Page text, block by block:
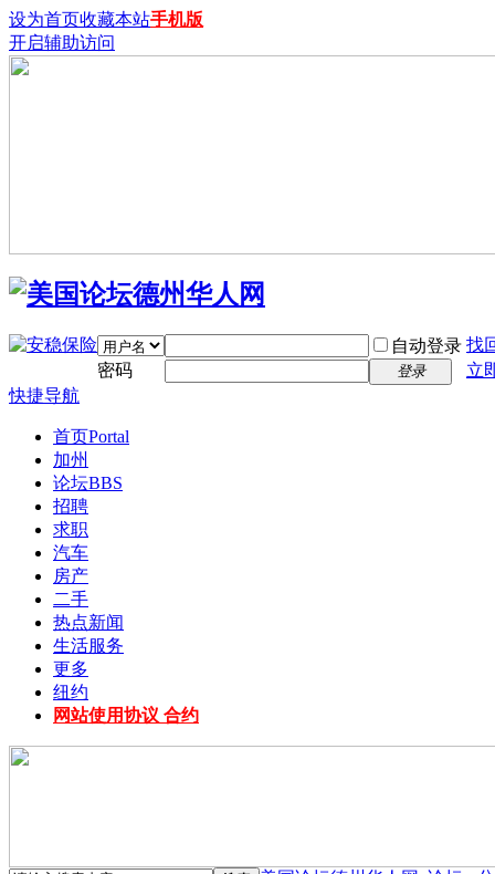
设为首页收藏本站手机版
开启辅助访问
自动登录 找
密码
登录
立
快捷导航
首页Portal
加州
论坛BBS
招聘
求职
汽车
房产
二手
热点新闻
生活服务
更多
纽约
网站使用协议 合约